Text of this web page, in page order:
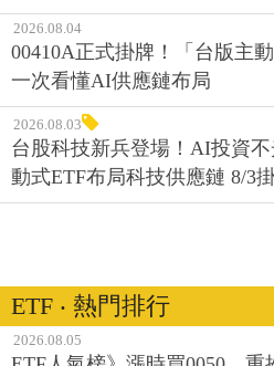
2026.08.04
00410A正式掛牌！「台版主
一次看懂AI供應鏈布局
2026.08.03
台股科技新兵登場！AI投資
動式ETF布局科技供應鏈 8/3
ETF ‧ 熱門排行
2026.08.05